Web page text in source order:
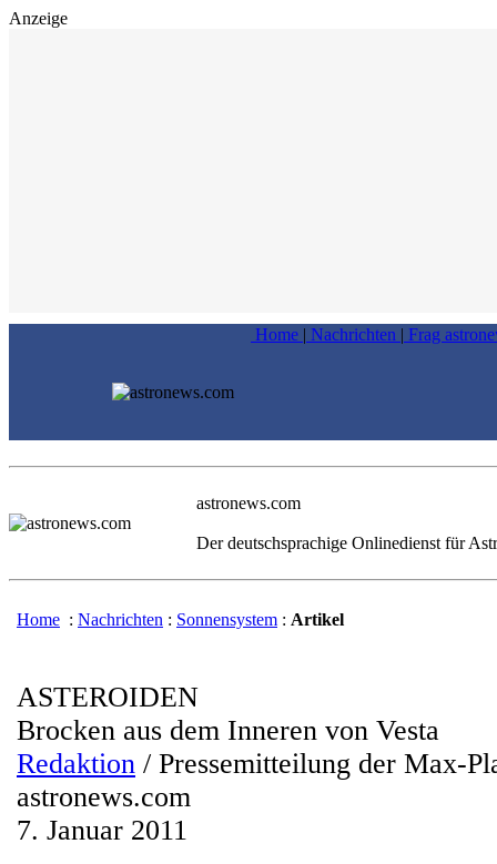
Anzeige
Home | Nachrichten | Frag
astronews.com
Der deutschsprachige Onlinedienst für
Home : Nachrichten : Sonnensystem : Artikel
ASTEROIDEN
Brocken aus dem Inneren von Vesta
Redaktion / Pressemitteilung der Max-
astronews.com
7. Januar 2011